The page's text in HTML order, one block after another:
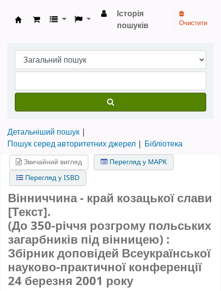
Бібліотека НТШ › Електронний каталог
Історія
пошуків
Очистити
Детальніший пошук
Пошук серед авторитетних джерел
Бібліотека
Звичайний вигляд
Перегляд у МАРК
Перегляд у ISBD
Вінниччина - край козацької слави
[Текст].
(До 350-річчя розгрому польських
загарбників під вінницею) :
Збірник доповідей Всеукраїнської
науково-практичної конференції
24 березня 2001 року